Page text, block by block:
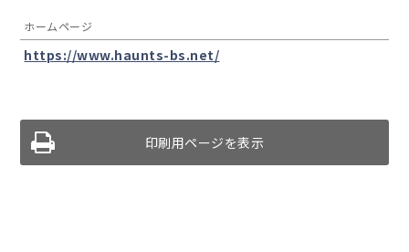
ホームページ
https://www.haunts-bs.net/
印刷用ページを表示